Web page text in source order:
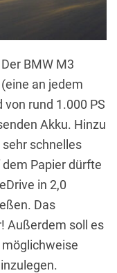
BMW M3
an jedem
rund 1.000 PS
Akku. Hinzu
schnelles
Papier dürfte
in 2,0
Das
Außerdem soll es